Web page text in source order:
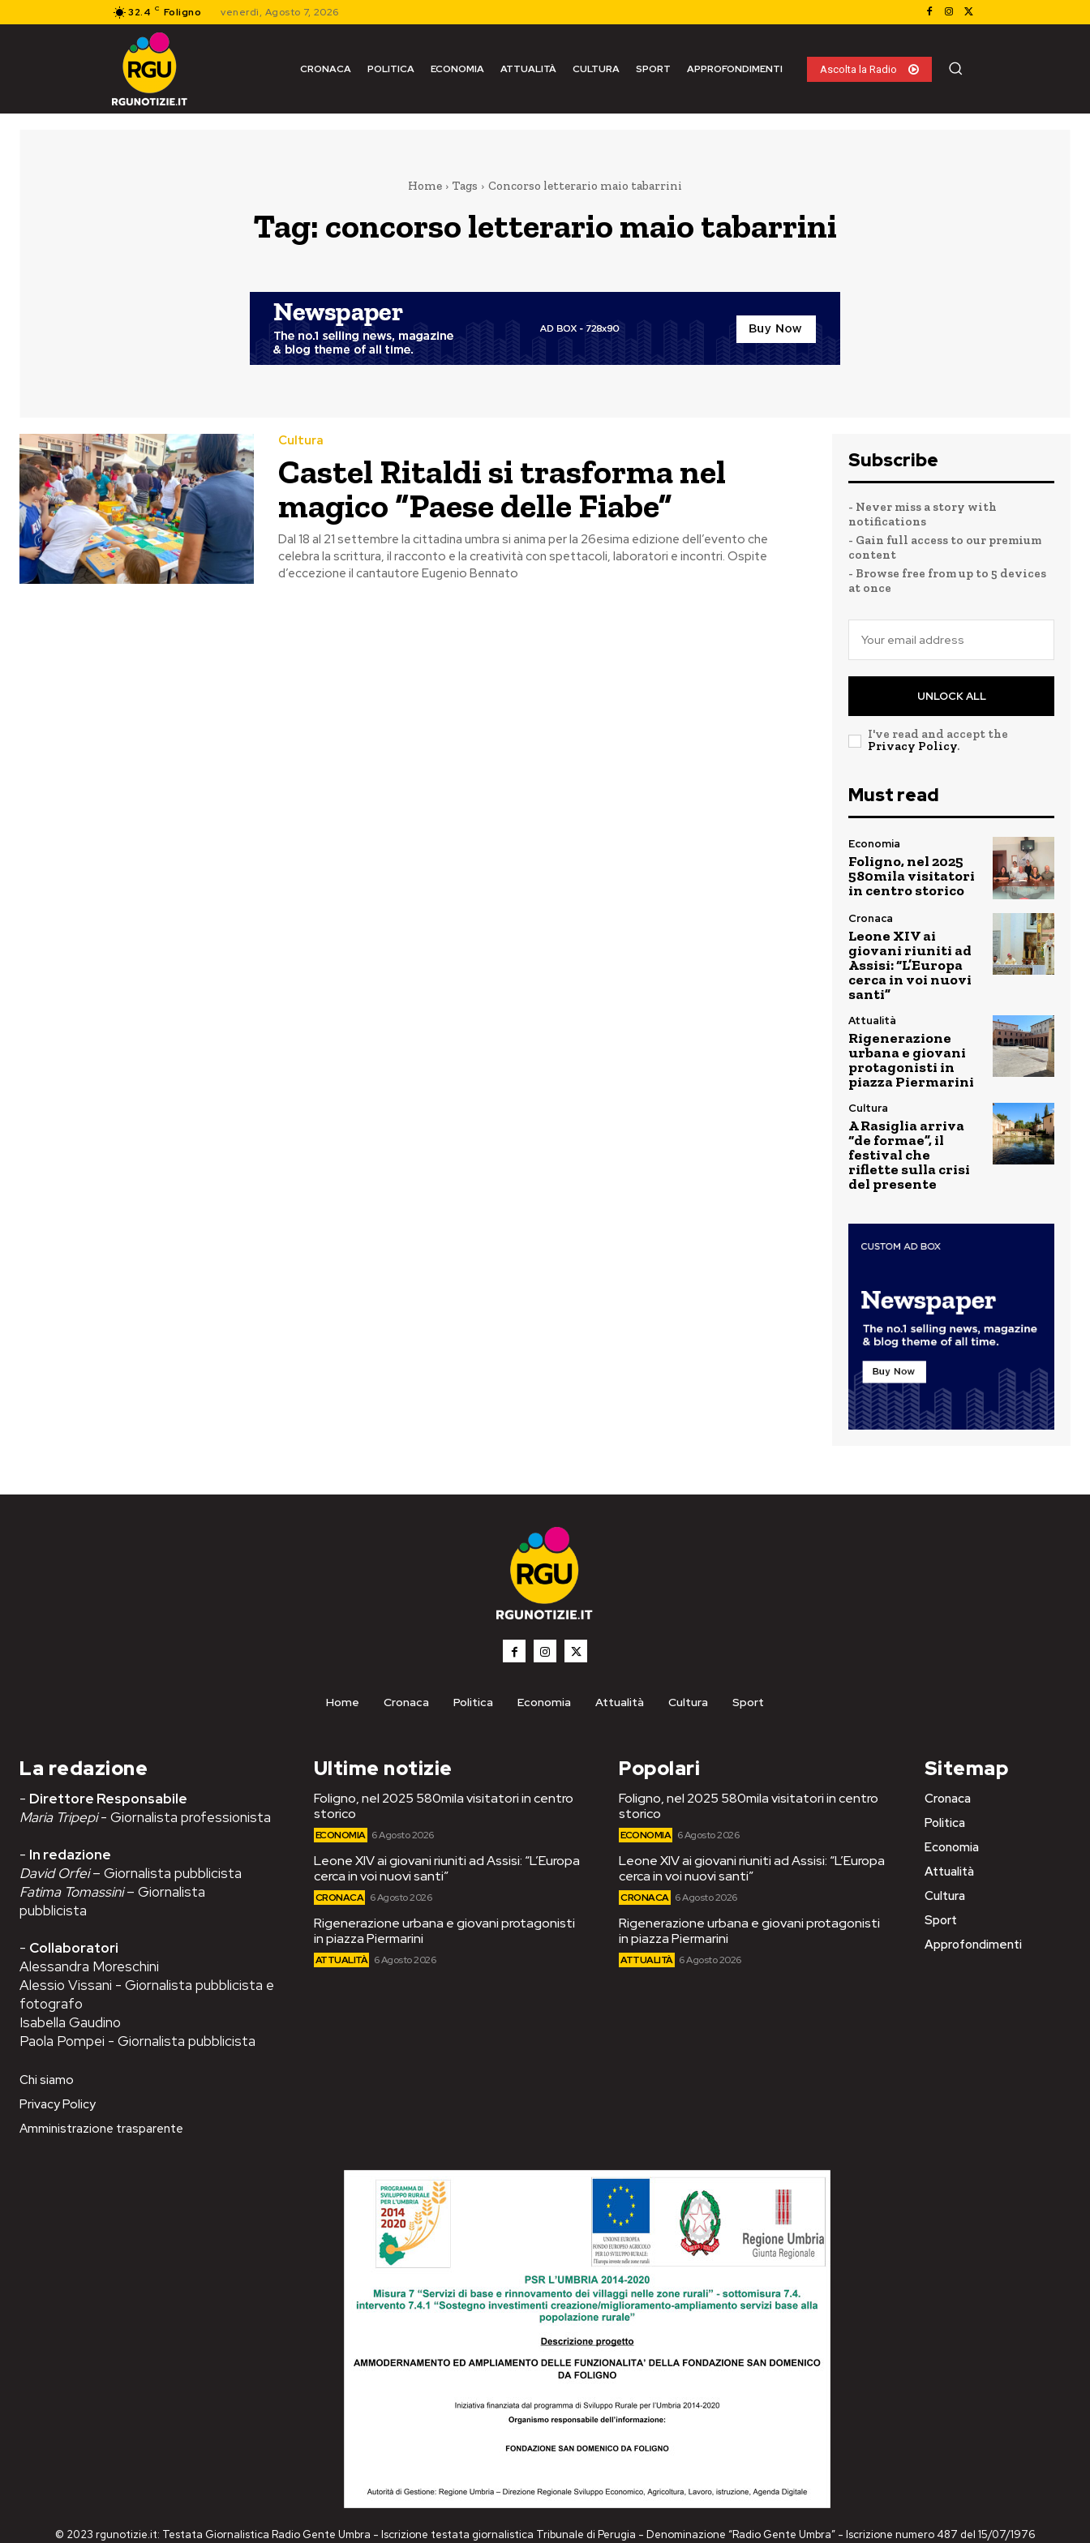
32.4 C Foligno venerdì, Agosto 7, 2026
CRONACA POLITICA ECONOMIA ATTUALITÀ CULTURA SPORT APPROFONDIMENTI Ascolta la Radio
Home Tags Concorso letterario maio tabarrini
Tag: concorso letterario maio tabarrini
Cultura
Castel Ritaldi si trasforma nel
magico “Paese delle Fiabe”
Dal 18 al 21 settembre la cittadina umbra si anima per la 26esima edizione dell’evento che
celebra la scrittura, il racconto e la creatività con spettacoli, laboratori e incontri. Ospite
d’eccezione il cantautore Eugenio Bennato
Subscribe
- Never miss a story with
notifications
- Gain full access to our premium
content
- Browse free from up to 5 devices
at once
UNLOCK ALL
I've read and accept the
Privacy Policy.
Must read
Economia
Foligno, nel 2025
580mila visitatori
in centro storico
Cronaca
Leone XIV ai
giovani riuniti ad
Assisi: “L’Europa
cerca in voi nuovi
santi”
Attualità
Rigenerazione
urbana e giovani
protagonisti in
piazza Piermarini
Cultura
A Rasiglia arriva
“de formae”, il
festival che
riflette sulla crisi
del presente
Home Cronaca Politica Economia Attualità Cultura Sport
La redazione
- Direttore Responsabile
Maria Tripepi- Giornalista professionista
- In redazione
David Orfei– Giornalista pubblicista
Fatima Tomassini– Giornalista
pubblicista
- Collaboratori
Alessandra Moreschini
Alessio Vissani - Giornalista pubblicista e
fotografo
Isabella Gaudino
Paola Pompei - Giornalista pubblicista
Chi siamo
Privacy Policy
Amministrazione trasparente
Ultime notizie
Foligno, nel 2025 580mila visitatori in centro
storico
ECONOMIA 6 Agosto 2026
Leone XIV ai giovani riuniti ad Assisi: “L’Europa
cerca in voi nuovi santi”
CRONACA 6 Agosto 2026
Rigenerazione urbana e giovani protagonisti
in piazza Piermarini
ATTUALITÀ 6 Agosto 2026
Popolari
Foligno, nel 2025 580mila visitatori in centro
storico
ECONOMIA 6 Agosto 2026
Leone XIV ai giovani riuniti ad Assisi: “L’Europa
cerca in voi nuovi santi”
CRONACA 6 Agosto 2026
Rigenerazione urbana e giovani protagonisti
in piazza Piermarini
ATTUALITÀ 6 Agosto 2026
Sitemap
Cronaca
Politica
Economia
Attualità
Cultura
Sport
Approfondimenti
© 2023 rgunotizie.it: Testata Giornalistica Radio Gente Umbra - Iscrizione testata giornalistica Tribunale di Perugia - Denominazione “Radio Gente Umbra” - Iscrizione numero 487 del 15/07/1976